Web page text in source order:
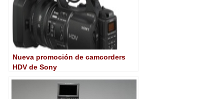
Nueva promoción de camcorders
HDV de Sony